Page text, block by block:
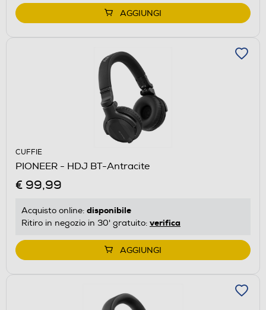
AGGIUNGI
CUFFIE
PIONEER - HDJ BT-Antracite
€ 99,99
Acquisto online: disponibile
Ritiro in negozio in 30' gratuito: verifica
AGGIUNGI